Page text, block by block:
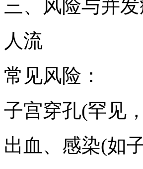
三、风险与并
人流
常见风险：
子宫穿孔(罕见
出血、感染(如